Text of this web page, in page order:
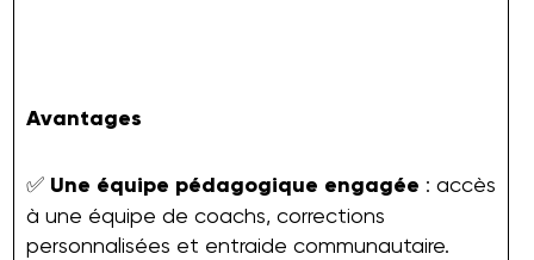
Avantages
✅ Une équipe pédagogique engagée : accès
à une équipe de coachs, corrections
personnalisées et entraide communautaire.